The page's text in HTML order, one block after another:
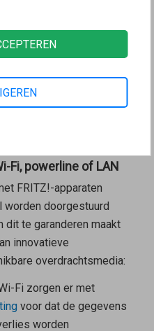
eenMesh Repeaterzijn
Master
smarthomeapparaten en
Fi, powerline of LAN
FRITZ!-apparaten
doorgestuurd
dit te garanderen maakt
innovatieve
overdrachtsmedia:
Fi zorgen er met
voor dat de gegevens
worden